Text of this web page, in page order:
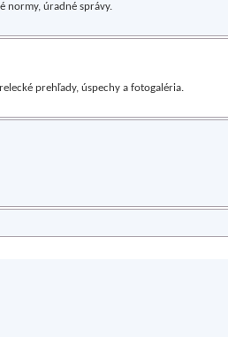
normy, úradné správy.
prehľady, úspechy a fotogaléria.